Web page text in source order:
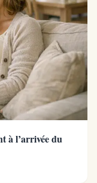
à l’arrivée du